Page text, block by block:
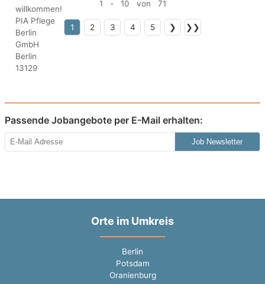
1 - 10 von 71
1 2 3 4 5 ❯ ❯❯
Passende Jobangebote per E-Mail erhalten:
Job Newsletter
Orte im Umkreis
Berlin
Potsdam
Oranienburg